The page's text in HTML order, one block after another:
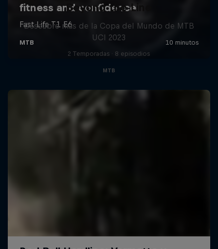
Beyond the Line
Descubre más de la Copa del Mundo de MTB
UCI 2023
2 Temporadas · 8 episodios
MTB